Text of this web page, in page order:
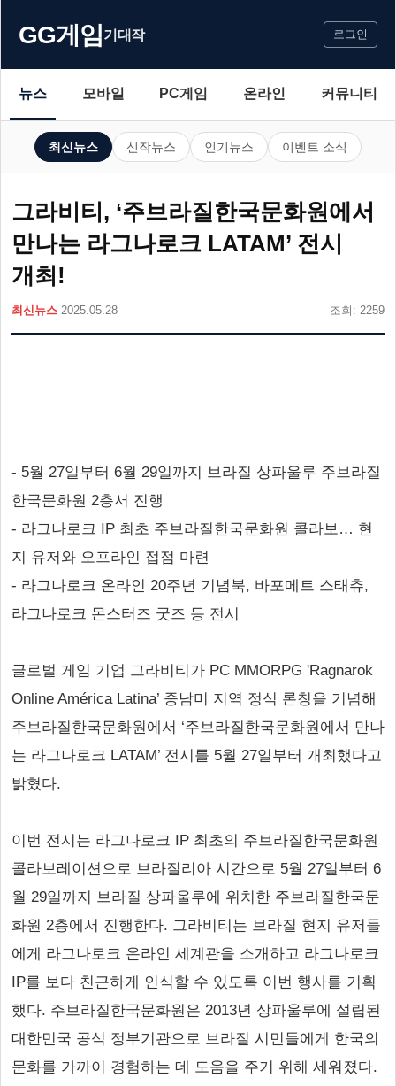
GG게임기대작 로그인
뉴스 모바일 PC게임 온라인 커뮤니티
최신뉴스 신작뉴스 인기뉴스 이벤트 소식
그라비티, ‘주브라질한국문화원에서
만나는 라그나로크 LATAM’ 전시
개최!
최신뉴스 2025.05.28 조회: 2259
- 5월 27일부터 6월 29일까지 브라질 상파울루 주브라질
한국문화원 2층서 진행
- 라그나로크 IP 최초 주브라질한국문화원 콜라보… 현
지 유저와 오프라인 접점 마련
- 라그나로크 온라인 20주년 기념북, 바포메트 스태츄,
라그나로크 몬스터즈 굿즈 등 전시
글로벌 게임 기업 그라비티가 PC MMORPG 'Ragnarok
Online América Latina’ 중남미 지역 정식 론칭을 기념해
주브라질한국문화원에서 ‘주브라질한국문화원에서 만나
는 라그나로크 LATAM’ 전시를 5월 27일부터 개최했다고
밝혔다.
이번 전시는 라그나로크 IP 최초의 주브라질한국문화원
콜라보레이션으로 브라질리아 시간으로 5월 27일부터 6
월 29일까지 브라질 상파울루에 위치한 주브라질한국문
화원 2층에서 진행한다. 그라비티는 브라질 현지 유저들
에게 라그나로크 온라인 세계관을 소개하고 라그나로크
IP를 보다 친근하게 인식할 수 있도록 이번 행사를 기획
했다. 주브라질한국문화원은 2013년 상파울루에 설립된
대한민국 공식 정부기관으로 브라질 시민들에게 한국의
문화를 가까이 경험하는 데 도움을 주기 위해 세워졌다.